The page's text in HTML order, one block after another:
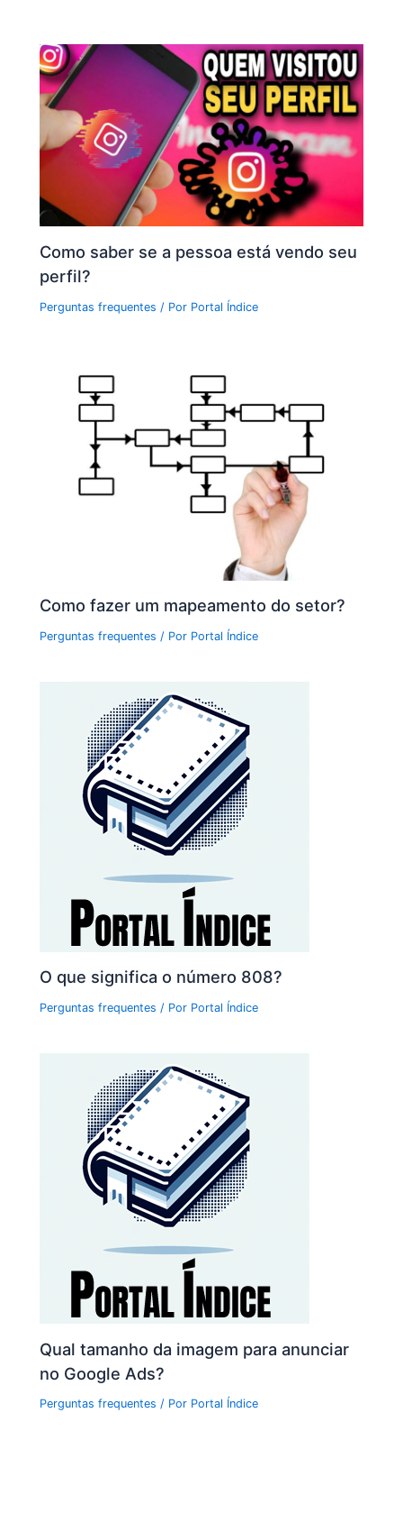
Como saber se a pessoa está vendo seu
perfil?
Perguntas frequentes / Por Portal Índice
Como fazer um mapeamento do setor?
Perguntas frequentes / Por Portal Índice
O que significa o número 808?
Perguntas frequentes / Por Portal Índice
Qual tamanho da imagem para anunciar
no Google Ads?
Perguntas frequentes / Por Portal Índice